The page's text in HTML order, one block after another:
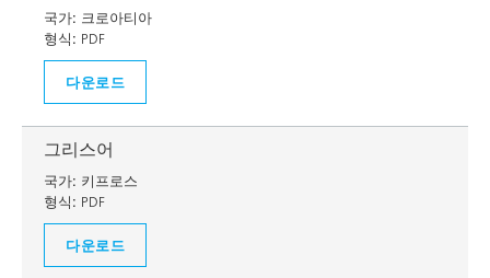
국가: 크로아티아
형식: PDF
다운로드
그리스어
국가: 키프로스
형식: PDF
다운로드